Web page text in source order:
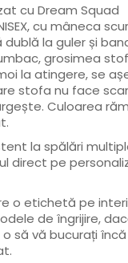
cu Dream Squad
cu mâneca
la guler și
grosimea
la atingere, se
stofa nu face
Culoarea
la spălări
direct pe
o etichetă pe
de îngrijire,
să vă bucurați